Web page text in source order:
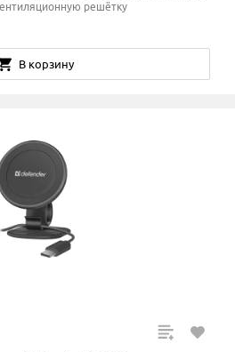
решётку
В корзину